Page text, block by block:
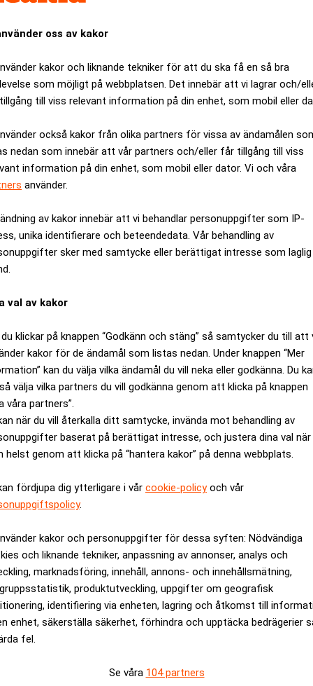
oss av kakor
kakor och liknande tekniker för att du ska få en så bra
som möjligt på webbplatsen. Det innebär att vi lagrar och/
till viss relevant information på din enhet, som mobil eller
också kakor från olika partners för vissa av ändamålen
nedan som innebär att vår partners och/eller får tillgång till viss
information på din enhet, som mobil eller dator. Vi och våra
använder.
av kakor innebär att vi behandlar personuppgifter som IP-
unika identifierare och beteendedata. Vår behandling av
sker med samtycke eller berättigat intresse som laglig
val av kakor
klickar på knappen “Godkänn och stäng” så samtycker du till att
kakor för de ändamål som listas nedan. Under knappen “Mer
kan du välja vilka ändamål du vill neka eller godkänna. Du
välja vilka partners du vill godkänna genom att klicka på knappen
våra partners”.
när du vill återkalla ditt samtycke, invända mot behandling av
baserat på berättigat intresse, och justera dina val när
helst genom att klicka på “hantera kakor” på denna webbplats.
fördjupa dig ytterligare i vår cookie-policyoch vår
.
kakor och personuppgifter för dessa syften: Nödvändiga
och liknande tekniker, anpassning av annonser, analys och
marknadsföring, innehåll, annons- och innehållsmätning,
produktutveckling, uppgifter om geografisk
identifiering via enheten, lagring och åtkomst till
enhet, säkerställa säkerhet, förhindra och upptäcka bedrägerier
fel.
Se våra 104 partners
och öppnar sitt nionde kontor, denna gång i
och öppna nya kontor när många andra banker
Thuresson, affärschef på Sparbanken Syd.
ANNONS
oss nu på allvar i nordöstra Skåne. Att gå mot
så klart en otroligt spännande resa, säger Susanne
och fler banker distanserar sig från personlig kontakt med
grundades för snart 200 år sedan i Ystad har åtta kontor
nya kontoret på tre år. Digitala tjänster löser de flesta av
möten med sin bankrådgivare känns viktigt.
som ropat efter vår närvaro i nordöstra Skåne och när
tog vi beslutet att överta dessa. Vi vill ge våra kunder
på något av våra kontor, säger Susanne Thuresson i
till kontoret är påbörjad och banklokalerna ska nu byggas
är kostnadsfritt: Prenumerera